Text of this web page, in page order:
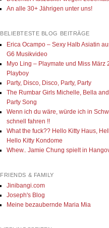
An alle 30+ Jährigen unter uns!
BELIEBTESTE BLOG BEITRÄGE
Erica Ocampo – Sexy Halb Asiatin
G6 Musikvideo
Myo Ling – Playmate und Miss März
Playboy
Party, Disco, Disco, Party, Party
The Rumbar Girls Michelle, Bella
Party Song
Wenn ich du wäre, würde ich in
schnell fahren !!
What the fuck?? Hello Kitty Haus,
Hello Kitty Kondome
Whew.. Jamie Chung spielt in
FRIENDS & FAMILY
Jinibangi.com
Joseph's Blog
Meine bezaubernde Maria Mia